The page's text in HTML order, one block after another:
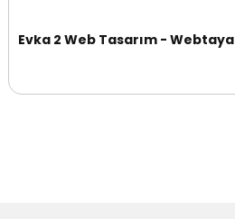
Evka 2 Web Tasarım - Webtaya